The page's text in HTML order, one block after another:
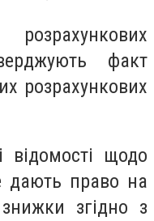
факт
розрахункових
відомості щодо
дають право на
згідно з